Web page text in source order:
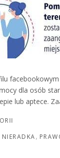
dla osób
lub aptece.